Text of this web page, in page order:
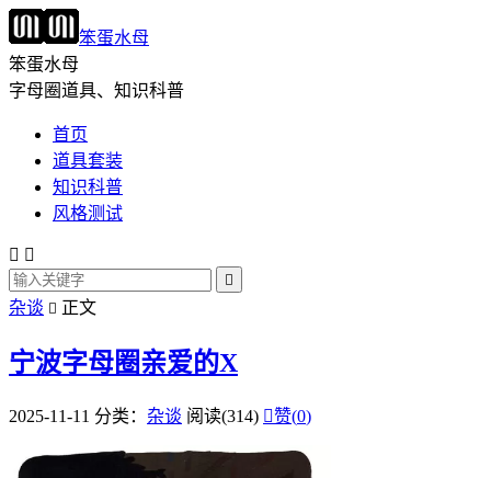
笨蛋水母
笨蛋水母
字母圈道具、知识科普
首页
道具套装
知识科普
风格测试
 

杂谈  正文
宁波字母圈亲爱的X
2025-11-11 分类： 杂谈 阅读(314) 赞(0)